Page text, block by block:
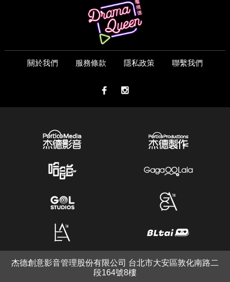
關於我們 服務條款 隱私政策 聯繫我們
杰德創意影音管理股份有限公司 台北市大安區敦化南路二
段164號8樓